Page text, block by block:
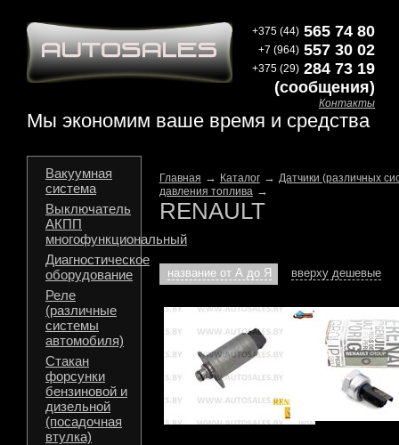
Мы экономим ваше время и средства
+375 (44) 565 74 80
+7 (964) 557 30 02
+375 (29) 284 73 19
(сообщения)
Контакты
Вакуумная
система
Выключатель
АКПП
многофункциональный
Диагностическое
оборудование
Реле
(различные
системы
автомобиля)
Стакан
форсунки
бензиновой и
дизельной
(посадочная
втулка)
Главная → Каталог→ Датчики (различных
давления топлива→
RENAULT
название от А до Я вверху дешевые